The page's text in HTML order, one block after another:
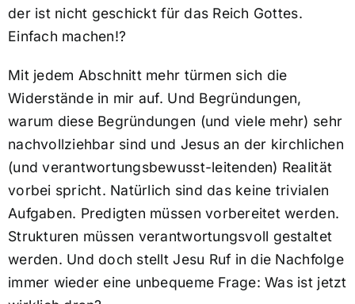
der ist nicht geschickt für das Reich Gottes.
Einfach machen!?
Mit jedem Abschnitt mehr türmen sich die
Widerstände in mir auf. Und Begründungen,
warum diese Begründungen (und viele mehr) sehr
nachvollziehbar sind und Jesus an der kirchlichen
(und verantwortungsbewusst-leitenden) Realität
vorbei spricht. Natürlich sind das keine trivialen
Aufgaben. Predigten müssen vorbereitet werden.
Strukturen müssen verantwortungsvoll gestaltet
werden. Und doch stellt Jesu Ruf in die Nachfolge
immer wieder eine unbequeme Frage: Was ist jetzt